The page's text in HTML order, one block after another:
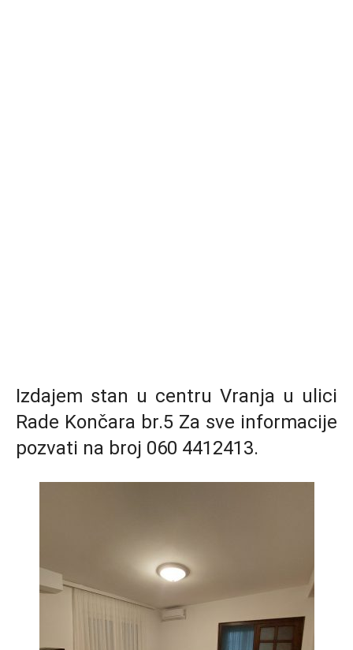
Izdajem stan u centru Vranja u ulici
Rade Končara br.5 Za sve informacije
pozvati na broj 060 4412413.